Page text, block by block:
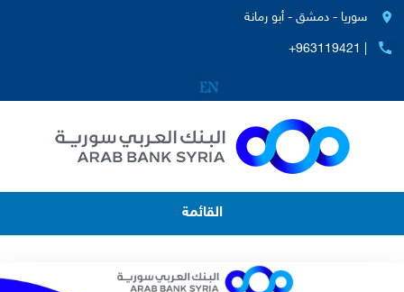
سوريا - دمشق - أبو رمانة
+963119421 |
القائمة